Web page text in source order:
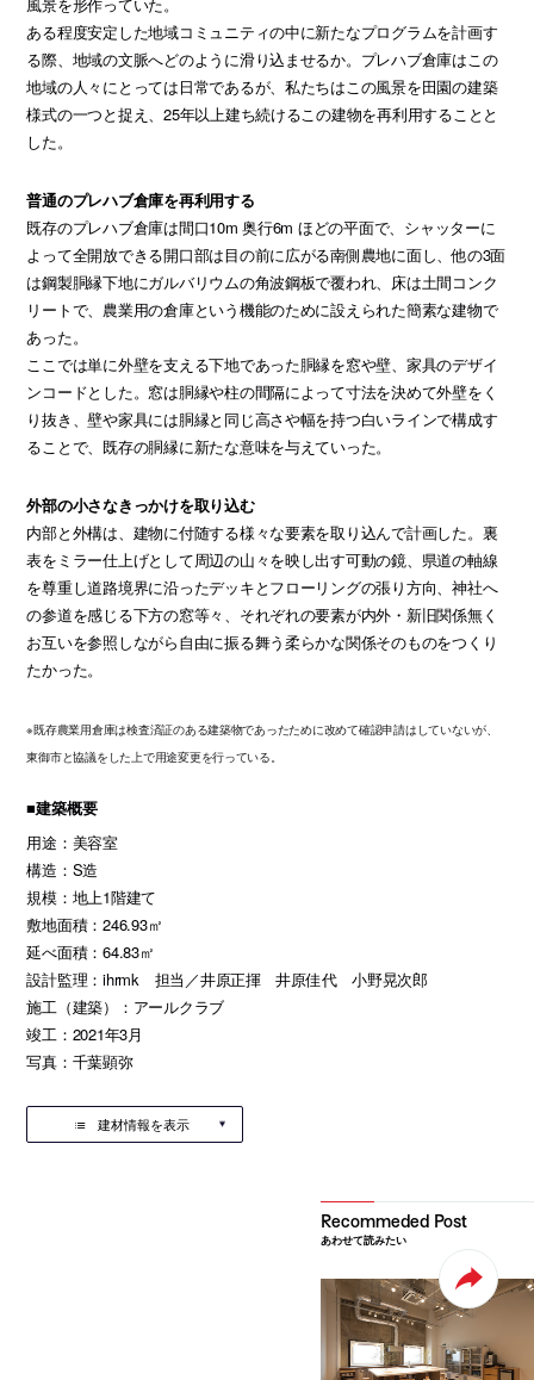
ある程度安定した地域コミュニティの中に新たなプログラムを計画す
る際、地域の文脈へどのように滑り込ませるか。プレハブ倉庫はこの
地域の人々にとっては日常であるが、私たちはこの風景を田園の建築
様式の一つと捉え、25年以上建ち続けるこの建物を再利用することと
した。
普通のプレハブ倉庫を再利用する
既存のプレハブ倉庫は間口10m 奥行6m ほどの平面で、シャッターに
よって全開放できる開口部は目の前に広がる南側農地に面し、他の3面
は鋼製胴縁下地にガルバリウムの角波鋼板で覆われ、床は土間コンク
リートで、農業用の倉庫という機能のために設えられた簡素な建物で
あった。
ここでは単に外壁を支える下地であった胴縁を窓や壁、家具のデザイ
ンコードとした。窓は胴縁や柱の間隔によって寸法を決めて外壁をく
り抜き、壁や家具には胴縁と同じ高さや幅を持つ白いラインで構成す
ることで、既存の胴縁に新たな意味を与えていった。
外部の小さなきっかけを取り込む
内部と外構は、建物に付随する様々な要素を取り込んで計画した。裏
表をミラー仕上げとして周辺の山々を映し出す可動の鏡、県道の軸線
を尊重し道路境界に沿ったデッキとフローリングの張り方向、神社へ
の参道を感じる下方の窓等々、それぞれの要素が内外・新旧関係無く
お互いを参照しながら自由に振る舞う柔らかな関係そのものをつくり
たかった。
※既存農業用倉庫は検査済証のある建築物であったために改めて確認申請はしていないが、
東御市と協議をした上で用途変更を行っている。
■建築概要
用途：美容室
構造：S造
規模：地上1階建て
敷地面積：246.93㎡
延べ面積：64.83㎡
設計監理：ihrmk 担当／井原正揮 井原佳代 小野晃次郎
施工（建築）：アールクラブ
竣工：2021年3月
写真：千葉顕弥
建材情報を表示
あわせて読みたい